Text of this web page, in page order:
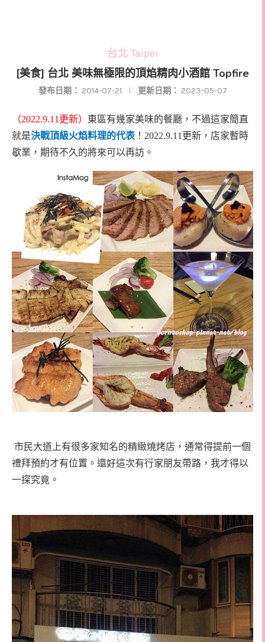
台北 Taipei
[美食] 台北 美味無極限的頂焰精肉小酒館 Topfire
發布日期： 2014-07-21 更新日期： 2023-05-07
（2022.9.11更新） 東區有幾家美味的餐廳，不過這家簡直
就是決戰頂級火焰料理的代表 ！2022.9.11更新，店家暫時
歇業，期待不久的將來可以再訪。
市民大道上有很多家知名的精緻燒烤店，通常得提前一個
禮拜預約才有位置。還好這次有行家朋友帶路，我才得以
一探究竟。